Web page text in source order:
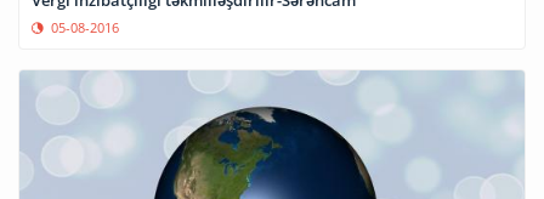
05-08-2016